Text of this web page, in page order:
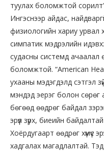
туулах боломжтой
Ингэснээр айдас,
физиологийн хариу урвал
симпатик мэдрэлийн
судасны системд ачаалал
боломжтой. “American
ухааны мэдэгдэлд сэтгэл
мэндэд эерэг болон сөрөг
бөгөөд өөдрөг байдал зэрэг
эрүүл зүрх, биеийн
Хоёрдугаарт өөдрөг хүмүүс
хадгалах магадлалтай.